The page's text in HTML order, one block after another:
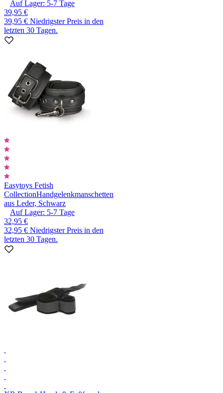
Auf Lager: 5-7 Tage
39,95 €
39,95 € Niedrigster Preis in den
letzten 30 Tagen.
Easytoys Fetish
CollectionHandgelenkmanschetten
aus Leder, Schwarz
Auf Lager: 5-7 Tage
32,95 €
32,95 € Niedrigster Preis in den
letzten 30 Tagen.